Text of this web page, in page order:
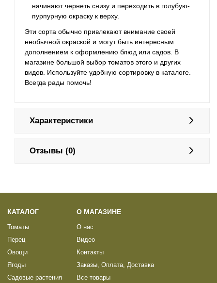
начинают чернеть снизу и переходить в голубую-
пурпурную окраску к верху.
Эти сорта обычно привлекают внимание своей
необычной окраской и могут быть интересным
дополнением к оформлению блюд или садов. В
магазине большой выбор томатов этого и других
видов. Используйте удобную сортировку в каталоге.
Всегда рады помочь!
Характеристики
Отзывы (0)
КАТАЛОГ
Томаты
Перец
Овощи
Ягоды
Садовые растения
О МАГАЗИНЕ
О нас
Видео
Контакты
Заказы, Оплата, Доставка
Все товары